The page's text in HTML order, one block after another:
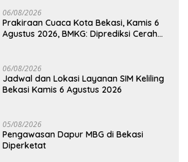
06/08/2026
Prakiraan Cuaca Kota Bekasi, Kamis 6
Agustus 2026, BMKG: Diprediksi Cerah
06/08/2026
Jadwal dan Lokasi Layanan SIM Keliling
Bekasi Kamis 6 Agustus 2026
05/08/2026
Pengawasan Dapur MBG di Bekasi
Diperketat